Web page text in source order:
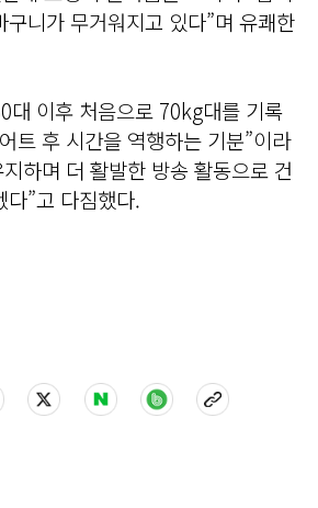
구니가 무거워지고 있다”며 유쾌한
대 이후 처음으로 70kg대를 기록
트 후 시간을 역행하는 기분”이라
하며 더 활발한 방송 활동으로 건
”고 다짐했다.